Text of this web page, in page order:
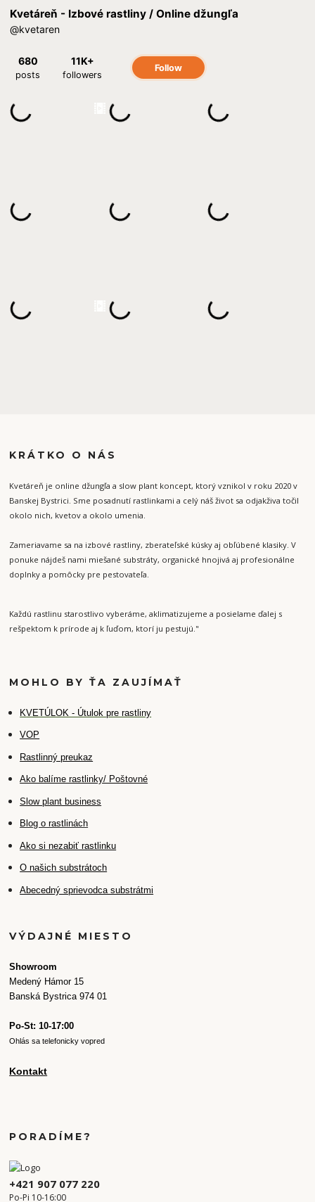
KRÁTKO O NÁS
Kvetáreň je online džungľa a slow plant koncept, ktorý vznikol v roku 2020 v
Banskej Bystrici. Sme posadnutí rastlinkami a celý náš život sa odjakživa točil
okolo nich, kvetov a okolo umenia.
Zameriavame sa na izbové rastliny, zberateľské kúsky aj obľúbené klasiky. V
ponuke nájdeš nami miešané substráty, organické hnojivá aj profesionálne
doplnky a pomôcky pre pestovateľa.
Každú rastlinu starostlivo vyberáme, aklimatizujeme a posielame ďalej s
rešpektom k prírode aj k ľuďom, ktorí ju pestujú."
MOHLO BY ŤA ZAUJÍMAŤ
KVETÚLOK - Útulok pre rastliny
VOP
Rastlinný preukaz
Ako balíme rastlinky/ Poštovné
Slow plant business
Blog o rastlinách
Ako si nezabiť rastlinku
O našich substrátoch
Abecedný sprievodca substrátmi
VÝDAJNÉ MIESTO
Showroom
Medený Hámor 15
Banská Bystrica 974 01
Po-St: 10-17:00
Ohlás sa telefonicky vopred
Kontakt
PORADÍME?
+421 907 077 220
Po-Pi 10-16:00